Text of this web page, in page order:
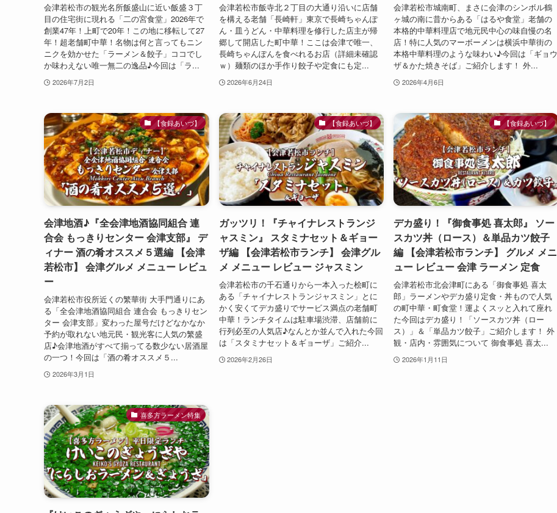
会津若松市の観光名所飯盛山に近い飯盛３丁
目の住宅街に現れる「二の宮食堂」2026年で
創業47年！上町で20年！この地に移転して27
年！超老舗町中華！名物は何と言ってもニン
ニクを効かせた「ラーメン＆餃子」ココでし
か味わえない唯一無二の逸品♪今回は「ラ...
2026年7月2日
会津若松市飯寺北２丁目の大通り沿いに店舗
を構える老舗「長崎軒」東京で長崎ちゃんぽ
ん・皿うどん・中華料理を修行した店主が帰
郷して開店した町中華！ここは会津で唯一、
長崎ちゃんぽんを食べれるお店（詳細未確認
ｗ）麺類のほか手作り餃子や定食にも定...
2026年6月24日
会津若松市城南町、まさに会津のシンボル鶴
ヶ城の南に昔からある「はるや食堂」老舗の
本格的中華料理店で地元民中心の味自慢の名
店！特に人気のマーボーメンは横浜中華街の
本格中華料理のような味わい♪今回は「ギョウ
ザ＆かた焼きそば」ご紹介します！ 外...
2026年4月6日
【食録あいづ】
会津地酒♪『全会津地酒協同組合 連
合会 もっきりセンター 会津支部』 デ
ィナー 酒の肴オススメ５選編 【会津
若松市】 会津グルメ メニュー レビュ
ー
会津若松市役所近くの繁華街 大手門通りにあ
る「全会津地酒協同組合 連合会 もっきりセン
ター 会津支部」変わった屋号だけどなかなか
予約が取れない地元民・観光客に人気の繁盛
店♪会津地酒がすべて揃ってる数少ない居酒屋
の一つ！今回は「酒の肴オススメ５...
2026年3月1日
【食録あいづ】
ガッツリ！『チャイナレストランジ
ャスミン』 スタミナセット＆ギョー
ザ編 【会津若松市ランチ】 会津グル
メ メニュー レビュー ジャスミン
会津若松市の千石通りから一本入った桧町に
ある「チャイナレストランジャスミン」とに
かく安くてデカ盛りでサービス満点の老舗町
中華！ランチタイムは駐車場渋滞、店舗前に
行列必至の人気店♪なんとか並んで入れた今回
は「スタミナセット＆ギョーザ」ご紹介...
2026年2月26日
【食録あいづ】
デカ盛り！『御食事処 喜太郎』 ソー
スカツ丼（ロース）＆単品カツ餃子
編 【会津若松市ランチ】 グルメ メニ
ュー レビュー 会津 ラーメン 定食
会津若松市北会津町にある「御食事処 喜太
郎」ラーメンやデカ盛り定食・丼もので人気
の町中華・町食堂！運よくスッと入れて座れ
た今回はデカ盛り！「ソースカツ丼（ロー
ス）」＆「単品カツ餃子」ご紹介します！ 外
観・店内・雰囲気について 御食事処 喜太...
2026年1月11日
喜多方ラーメン特集